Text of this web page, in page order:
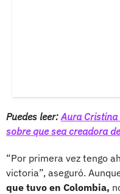
Puedes leer: Aura
sobre que sea creadora
“Por primera vez tengo
victoria”, aseguró.
que tuvo en Colombia,